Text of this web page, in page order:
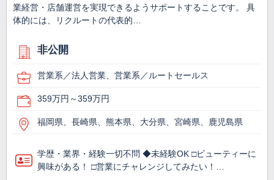
業経営・店舗運営を実現できるようサポートすることです。 具
体的には、リクルートの代表的…
非公開
営業系／法人営業、営業系／ルートセールス
359万円～359万円
福岡県、長崎県、熊本県、大分県、宮崎県、鹿児島県
学歴・業界・経験一切不問 ◆未経験OK □ビューティーに
興味がある！ □営業にチャレンジしてみたい！…